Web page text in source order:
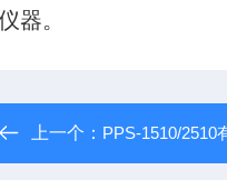
器。
上一个： PPS-1510/2510有机合